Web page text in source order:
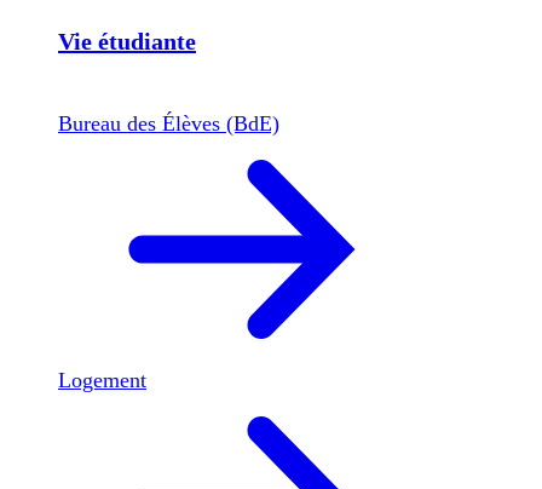
Vie étudiante
Bureau des Élèves (BdE)
Logement